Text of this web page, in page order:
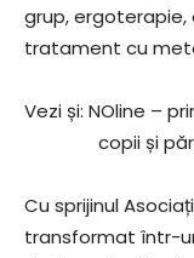
grup,
tratament cu
Vezi și: NOline –
copii și
Cu sprijinul
transformat într-